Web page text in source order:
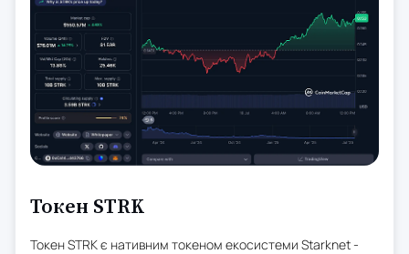
Токен STRK
Токен STRK є нативним токеном екосистеми Starknet -